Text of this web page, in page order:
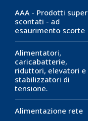
AAA - Prodotti super
scontati - ad
esaurimento scorte
Alimentatori,
caricabatterie,
riduttori, elevatori e
stabilizzatori di
tensione.
Alimentazione rete